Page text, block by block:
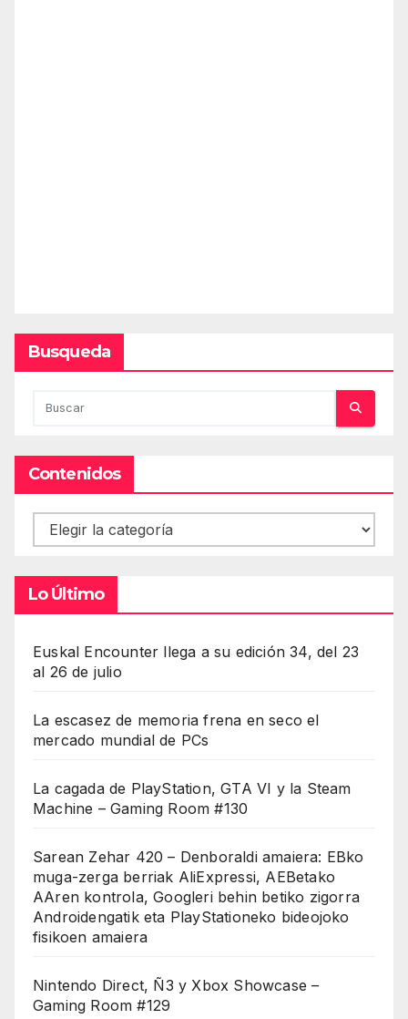
Busqueda
Contenidos
Contenidos
Lo Último
Euskal Encounter llega a su edición 34, del 23
al 26 de julio
La escasez de memoria frena en seco el
mercado mundial de PCs
La cagada de PlayStation, GTA VI y la Steam
Machine – Gaming Room #130
Sarean Zehar 420 – Denboraldi amaiera: EBko
muga-zerga berriak AliExpressi, AEBetako
AAren kontrola, Googleri behin betiko zigorra
Androidengatik eta PlayStationeko bideojoko
fisikoen amaiera
Nintendo Direct, Ñ3 y Xbox Showcase –
Gaming Room #129